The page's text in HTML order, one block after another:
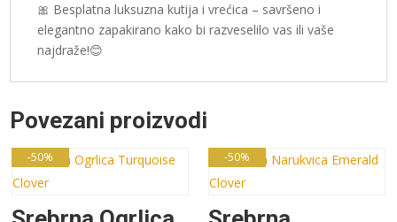
🎀 Besplatna luksuzna kutija i vrećica – savršeno i
elegantno zapakirano kako bi razveselilo vas ili vaše
najdraže!😊
Povezani proizvodi
-50% -50%